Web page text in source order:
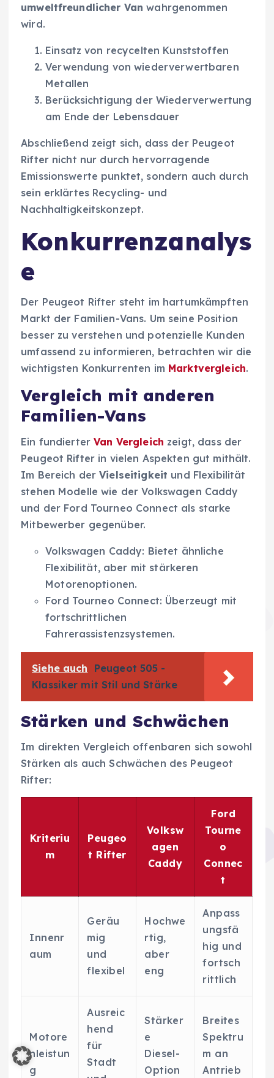
umweltfreundlicher Van wahrgenommen
wird.
Einsatz von recycelten Kunststoffen
Verwendung von wiederverwertbaren
Metallen
Berücksichtigung der Wiederverwertung
am Ende der Lebensdauer
Abschließend zeigt sich, dass der Peugeot
Rifter nicht nur durch hervorragende
Emissionswerte punktet, sondern auch durch
sein erklärtes Recycling- und
Nachhaltigkeitskonzept.
Konkurrenzanalys
e
Der Peugeot Rifter steht im hartumkämpften
Markt der Familien-Vans. Um seine Position
besser zu verstehen und potenzielle Kunden
umfassend zu informieren, betrachten wir die
wichtigsten Konkurrenten im Marktvergleich.
Vergleich mit anderen
Familien-Vans
Ein fundierterVan Vergleich zeigt, dass der
Peugeot Rifter in vielen Aspekten gut mithält.
Im Bereich derVielseitigkeit und Flexibilität
stehen Modelle wie der Volkswagen Caddy
und der Ford Tourneo Connect als starke
Mitbewerber gegenüber.
Volkswagen Caddy: Bietet ähnliche
Flexibilität, aber mit stärkeren
Motorenoptionen.
Ford Tourneo Connect: Überzeugt mit
fortschrittlichen
Fahrerassistenzsystemen.
Siehe auch
Peugeot 505 -
Klassiker mit Stil und Stärke
Stärken und Schwächen
Im direkten Vergleich offenbaren sich sowohl
Stärken als auch Schwächen des Peugeot
Rifter:
Kriteriu
m
Peugeo
t Rifter
Volksw
agen
Caddy
Ford
Tourne
o
Connec
t
Innenr
aum
Geräu
mig
und
flexibel
Hochwe
rtig,
aber
eng
Anpass
ungsfä
hig und
fortsch
rittlich
Motore
nleistun
g
Ausreic
hend
für
Stadt
Stärker
e
Diesel-
Option
Breites
Spektru
m an
Antrieb